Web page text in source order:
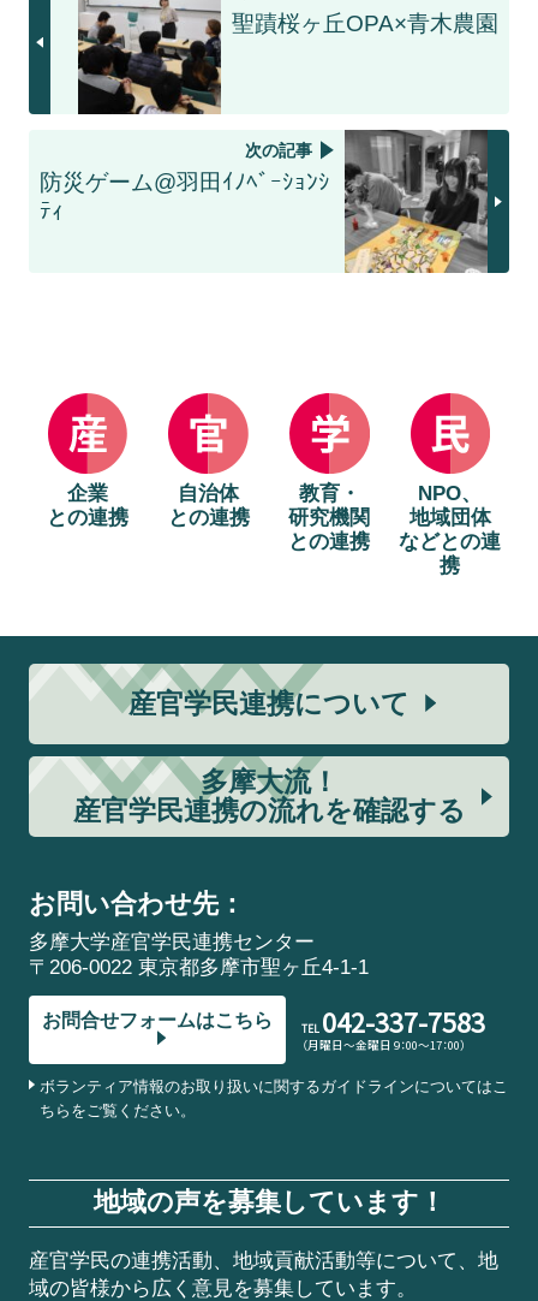
聖蹟桜ヶ丘OPA×青木農園
次の記事
防災ゲーム@羽田ｲﾉﾍﾞｰｼｮﾝｼ
ﾃｨ
企業
との連携
自治体
との連携
教育・
研究機関
との連携
NPO、
地域団体
などとの連
携
産官学民連携について
多摩大流！
産官学民連携の流れを確認する
お問い合わせ先：
多摩大学産官学民連携センター
〒206-0022 東京都多摩市聖ヶ丘4-1-1
お問合せフォームはこちら TEL 042-337-7583
（月曜日～金曜日 9：00～17：00）
ボランティア情報のお取り扱いに関するガイドラインについてはこ
ちらをご覧ください。
地域の声を募集しています！
産官学民の連携活動、地域貢献活動等について、地
域の皆様から広く意見を募集しています。